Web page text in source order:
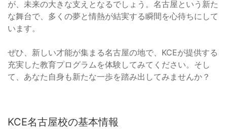
が、未来の大きな支えとなるでしょう。名古屋という新た
な舞台で、多くの夢と情熱が結実する瞬間を心待ちにして
います。
ぜひ、新しい才能が集まる名古屋の地で、KCEが提供する
充実した教育プログラムを体験してみてください。そし
て、あなた自身も新たな一歩を踏み出してみませんか？
KCE名古屋校の基本情報